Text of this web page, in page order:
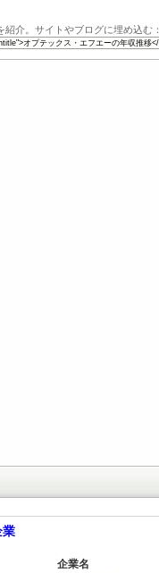
紹介。サイトやブログに埋め込む：
業
企業名